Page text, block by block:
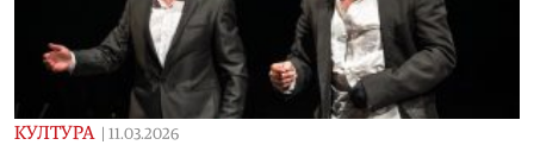
КУЛТУРА 11.03.2026